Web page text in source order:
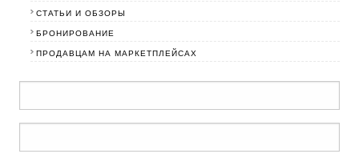
СТАТЬИ И ОБЗОРЫ
БРОНИРОВАНИЕ
ПРОДАВЦАМ НА МАРКЕТПЛЕЙСАХ